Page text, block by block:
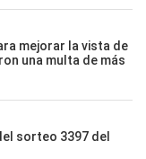
mejorar la vista de
una multa de más
sorteo 3397 del